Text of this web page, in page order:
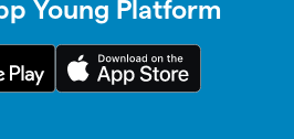
Young Platform